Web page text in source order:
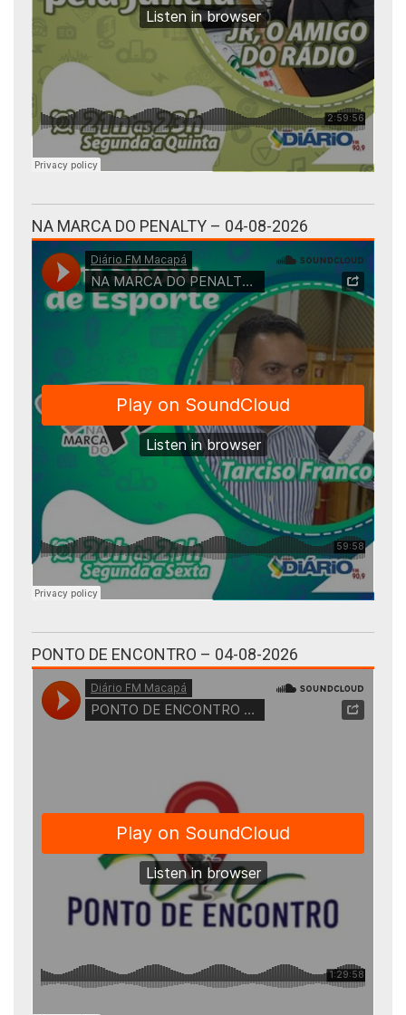
NA MARCA DO PENALTY – 04-08-2026
PONTO DE ENCONTRO – 04-08-2026